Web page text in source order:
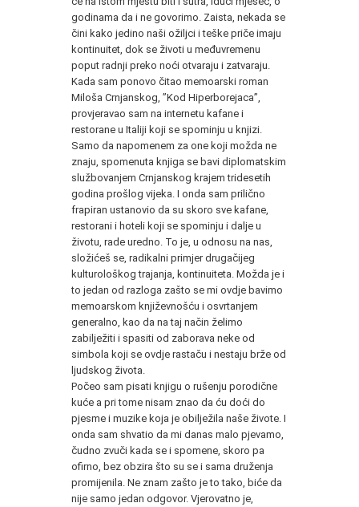
godinama da i ne govorimo. Zaista, nekada se
čini kako jedino naši ožiljci i teške priče imaju
kontinuitet, dok se životi u međuvremenu
poput radnji preko noći otvaraju i zatvaraju.
Kada sam ponovo čitao memoarski roman
Miloša Crnjanskog, ”Kod Hiperborejaca”,
provjeravao sam na internetu kafane i
restorane u Italiji koji se spominju u knjizi.
Samo da napomenem za one koji možda ne
znaju, spomenuta knjiga se bavi diplomatskim
službovanjem Crnjanskog krajem tridesetih
godina prošlog vijeka. I onda sam prilično
frapiran ustanovio da su skoro sve kafane,
restorani i hoteli koji se spominju i dalje u
životu, rade uredno. To je, u odnosu na nas,
složićeš se, radikalni primjer drugačijeg
kulturološkog trajanja, kontinuiteta. Možda je i
to jedan od razloga zašto se mi ovdje bavimo
memoarskom književnošću i osvrtanjem
generalno, kao da na taj način želimo
zabilježiti i spasiti od zaborava neke od
simbola koji se ovdje rastaču i nestaju brže od
ljudskog života.
Počeo sam pisati knjigu o rušenju porodične
kuće a pri tome nisam znao da ću doći do
pjesme i muzike koja je obilježila naše živote. I
onda sam shvatio da mi danas malo pjevamo,
čudno zvuči kada se i spomene, skoro pa
ofirno, bez obzira što su se i sama druženja
promijenila. Ne znam zašto je to tako, biće da
nije samo jedan odgovor. Vjerovatno je,